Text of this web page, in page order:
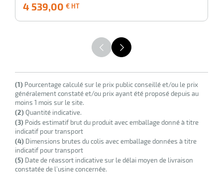
4 539,00 € HT
HT
(1) Pourcentage calculé sur le prix public conseillé et/ou le prix
généralement constaté et/ou prix ayant été proposé depuis au
moins 1 mois sur le site.
(2)Quantité indicative.
(3) Poids estimatif brut du produit avec emballage donné à titre
indicatif pour transport
(4) Dimensions brutes du colis avec emballage données à titre
indicatif pour transport
(5) Date de réassort indicative sur le délai moyen de livraison
constatée de l’usine concernée.